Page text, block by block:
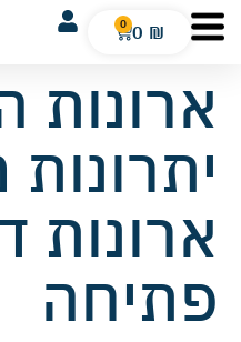
0 ₪
0
ארונות
יתרונות
ארונות
פתיחה